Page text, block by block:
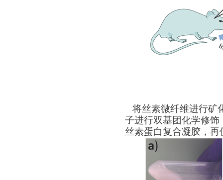
将丝素微纤维进行矿
子进行双基团化学修
丝素蛋白复合凝胶，